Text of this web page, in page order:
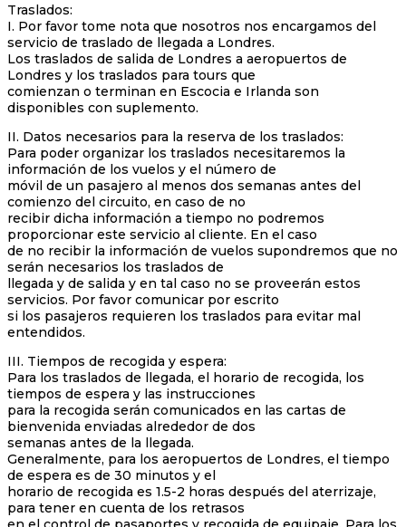
Traslados:
I. Por favor tome nota que nosotros nos encargamos del
servicio de traslado de llegada a Londres.
Los traslados de salida de Londres a aeropuertos de
Londres y los traslados para tours que
comienzan o terminan en Escocia e Irlanda son
disponibles con suplemento.
II. Datos necesarios para la reserva de los traslados:
Para poder organizar los traslados necesitaremos la
información de los vuelos y el número de
móvil de un pasajero al menos dos semanas antes del
comienzo del circuito, en caso de no
recibir dicha información a tiempo no podremos
proporcionar este servicio al cliente. En el caso
de no recibir la información de vuelos supondremos que no
serán necesarios los traslados de
llegada y de salida y en tal caso no se proveerán estos
servicios. Por favor comunicar por escrito
si los pasajeros requieren los traslados para evitar mal
entendidos.
III. Tiempos de recogida y espera:
Para los traslados de llegada, el horario de recogida, los
tiempos de espera y las instrucciones
para la recogida serán comunicados en las cartas de
bienvenida enviadas alrededor de dos
semanas antes de la llegada.
Generalmente, para los aeropuertos de Londres, el tiempo
de espera es de 30 minutos y el
horario de recogida es 1.5-2 horas después del aterrizaje,
para tener en cuenta de los retrasos